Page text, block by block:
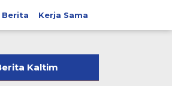
Berita Kerja Sama
Kaltim